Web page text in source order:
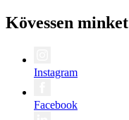
Kövessen minket
Instagram
Facebook